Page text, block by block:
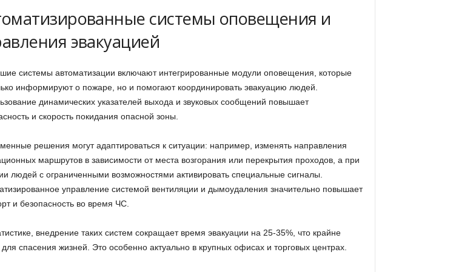
системы оповещения и
эвакуацией
системы автоматизации включают интегрированные модули оповещения, которые
информируют о пожаре, но и помогают координировать эвакуацию людей.
динамических указателей выхода и звуковых сообщений повышает
и скорость покидания опасной зоны.
решения могут адаптироваться к ситуации: например, изменять направления
маршрутов в зависимости от места возгорания или перекрытия проходов, а при
людей с ограниченными возможностями активировать специальные сигналы.
управление системой вентиляции и дымоудаления значительно повышает
и безопасность во время ЧС.
внедрение таких систем сокращает время эвакуации на 25-35%, что крайне
спасения жизней. Это особенно актуально в крупных офисах и торговых центрах.